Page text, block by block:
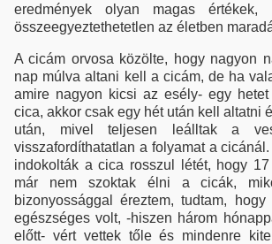
eredmények olyan magas értékek,
összeegyeztethetetlen az életben
A cicám orvosa közölte, hogy nagyon
nap múlva altani kell a cicám, de ha
amire nagyon kicsi az esély- egy
cica, akkor csak egy hét után kell altatni
után, mivel teljesen leálltak a
visszafordíthatatlan a folyamat a cicánál.
indokolták a cica rosszul létét, hogy
már nem szoktak élni a cicák,
bizonyossággal éreztem, tudtam,
egészséges volt, -hiszen három
előtt- vért vettek tőle és mindenre